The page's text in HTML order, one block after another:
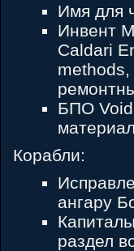
Имя для
Инвент
Caldari
БПО Void
Корабли:
ангару
раздел